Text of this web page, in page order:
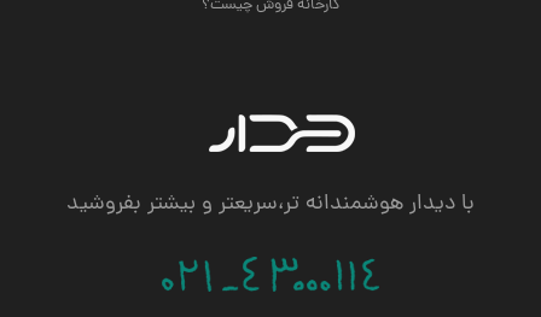
کارخانه فروش چیست؟
با دیدار هوشمندانه تر،سریعتر و بیشتر بفروشید